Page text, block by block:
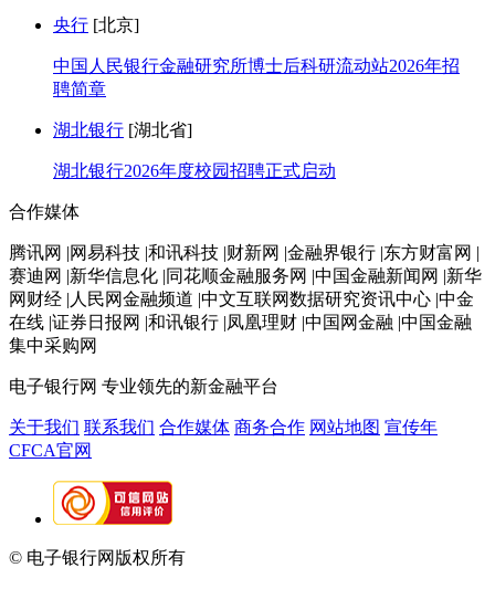
央行 [北京]
中国人民银行金融研究所博士后科研流动站2026年招
聘简章
湖北银行 [湖北省]
湖北银行2026年度校园招聘正式启动
合作媒体
腾讯网 |网易科技 |和讯科技 |财新网 |金融界银行 |东方财富网 |
赛迪网 |新华信息化 |同花顺金融服务网 |中国金融新闻网 |新华
网财经 |人民网金融频道 |中文互联网数据研究资讯中心 |中金
在线 |证券日报网 |和讯银行 |凤凰理财 |中国网金融 |中国金融
集中采购网
电子银行网 专业领先的新金融平台
关于我们 联系我们 合作媒体 商务合作 网站地图 宣传年
CFCA官网
© 电子银行网版权所有